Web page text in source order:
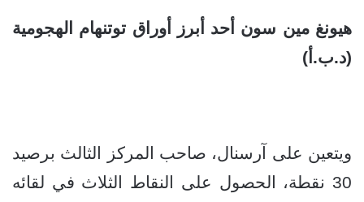
هيونغ مين سون أحد أبرز أوراق توتنهام الهجومية
(د.ب.أ)
ويتعين على آرسنال، صاحب المركز الثالث برصيد
30 نقطة، الحصول على النقاط الثلاث في لقائه